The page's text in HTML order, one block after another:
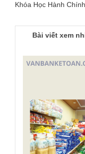
Khóa Học Hành
Bài viết xem